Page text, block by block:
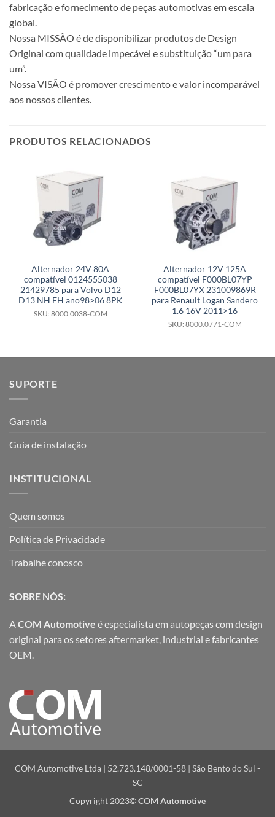
fabricação e fornecimento de peças automotivas em escala
global.
Nossa MISSÃO é de disponibilizar produtos de Design
Original com qualidade impecável e substituição “um para
um”.
Nossa VISÃO é promover crescimento e valor incomparável
aos nossos clientes.
PRODUTOS RELACIONADOS
Alternador 24V 80A
compatível 0124555038
21429785 para Volvo D12
D13 NH FH ano98>06 8PK
SKU: 8000.0038-COM
Alternador 12V 125A
compatível F000BL07YP
F000BL07YX 231009869R
para Renault Logan Sandero
1.6 16V 2011>16
SKU: 8000.0771-COM
SUPORTE
Garantia
Guia de instalação
INSTITUCIONAL
Quem somos
Política de Privacidade
Trabalhe conosco
SOBRE NÓS:
ACOM Automotive é especialista em autopeças com design
original para os setores aftermarket, industrial e fabricantes
OEM.
COM Automotive Ltda | 52.723.148/0001-58 | São Bento do Sul -
SC
Copyright 2023©COM Automotive